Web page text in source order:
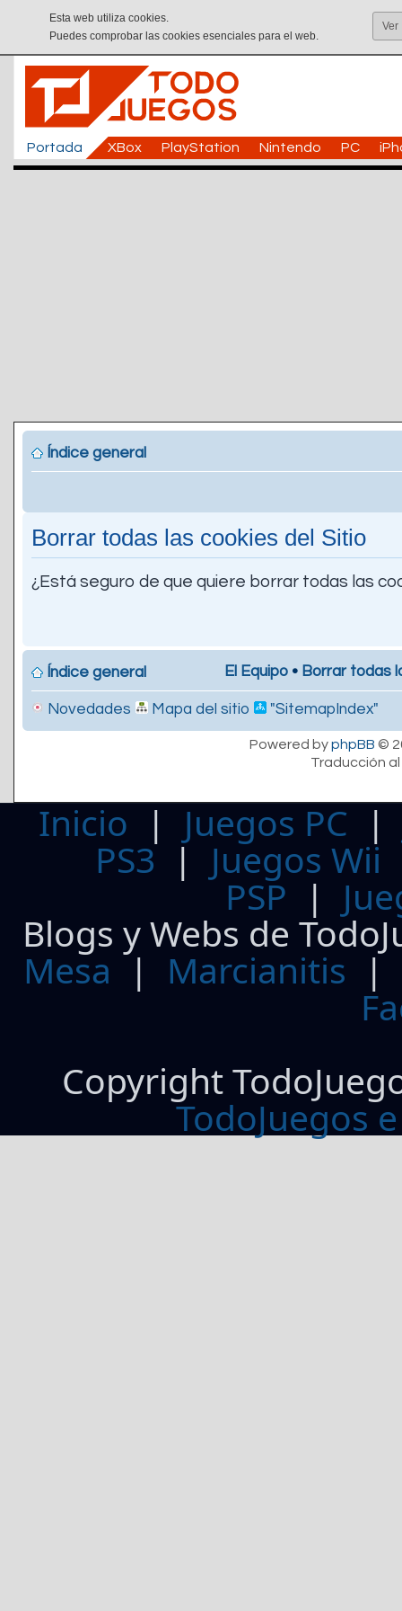
Esta web utiliza cookies.
Puedes comprobar las cookies esenciales para el web.
Ver
Portada XBox PlayStation Nintendo PC
Índice general
Borrar todas las cookies del Sitio
¿Está seguro de que quiere borrar todas las
Índice general El Equipo • Borrar todas
Novedades Mapa del sitio "SitemapIndex"
Powered byphpBB ©
Traducción
Inicio | Juegos PC
PS3| Juegos Wii
PSP |
Blogs y Webs de
Mesa | Marcianitis |
Copyright
TodoJuegos